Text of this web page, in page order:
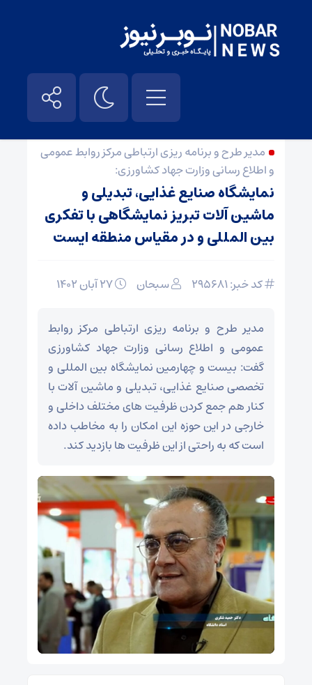
اخبار اسلاید /اقتصادی خبر ویژه
مدیر طرح و برنامه ریزی ارتباطی مرکز روابط عمومی
و اطلاع رسانی وزارت جهاد کشاورزی:
نمایشگاه صنایع غذایی، تبدیلی و
ماشین آلات تبریز نمایشگاهی با تفکری
بین المللی و در مقیاس منطقه ایست
کد خبر: ۲۹۵۶۸۱ سبحان
مدیر طرح و برنامه ریزی ارتباطی مرکز روابط
عمومی و اطلاع رسانی وزارت جهاد کشاورزی
گفت: بیست و چهارمین نمایشگاه بین المللی و
تخصصی صنایع غذایی، تبدیلی و ماشین آلات با
کنار هم جمع کردن ظرفیت های مختلف داخلی و
خارجی در این حوزه این امکان را به مخاطب داده
است که به راحتی از این ظرفیت ها بازدید کند.